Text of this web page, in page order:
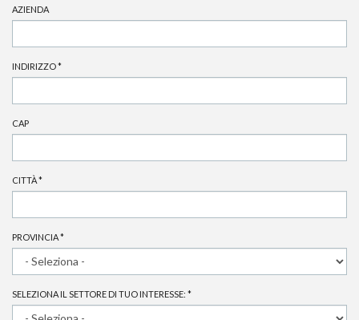
AZIENDA
INDIRIZZO*
CAP
CITTÀ*
PROVINCIA*
SELEZIONA IL SETTORE DI TUO INTERESSE: *